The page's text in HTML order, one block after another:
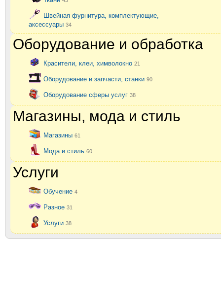
Швейная фурнитура, комплектующие,
аксессуары 34
Оборудование и обработка
Красители, клеи, химволокно 21
Оборудование и запчасти, станки 90
Оборудование сферы услуг 38
Магазины, мода и стиль
Магазины 61
Мода и стиль 60
Услуги
Обучение 4
Разное 31
Услуги 38